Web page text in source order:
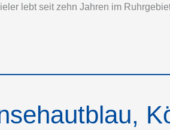
lebt seit zehn Jahren im